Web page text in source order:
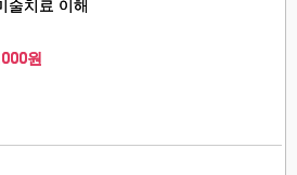
술치료 이해
원